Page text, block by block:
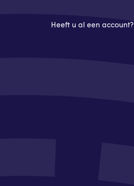
Heeft u al een account?